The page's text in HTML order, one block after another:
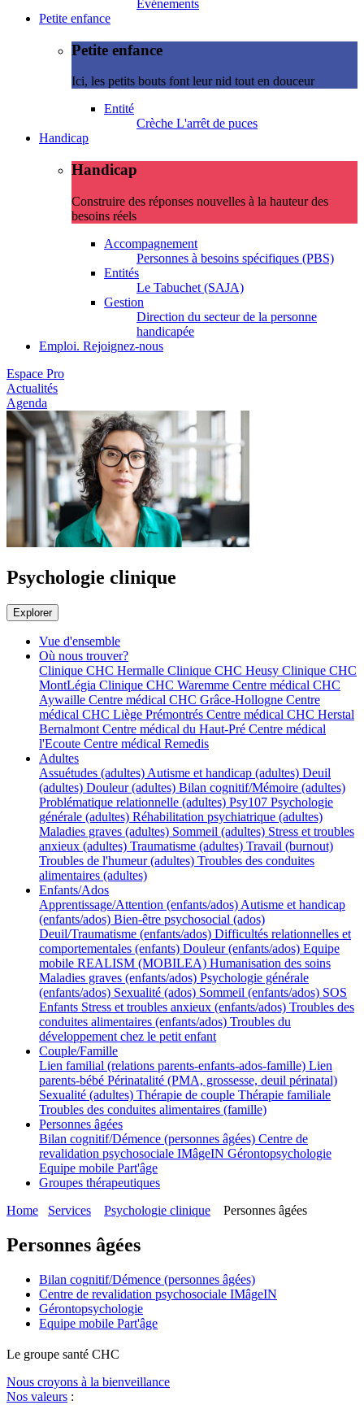
Evénements
Petite enfance
Petite enfance
Ici, les petits bouts font leur nid tout en douceur
Entité
Crèche L'arrêt de puces
Handicap
Handicap
Construire des réponses nouvelles à la hauteur des
besoins réels
Accompagnement
Personnes à besoins spécifiques (PBS)
Entités
Le Tabuchet (SAJA)
Gestion
Direction du secteur de la personne
handicapée
Emploi. Rejoignez-nous
Espace Pro
Actualités
Agenda
Psychologie clinique
Explorer
Vue d'ensemble
Où nous trouver?
Clinique CHC Hermalle Clinique CHC Heusy Clinique CHC
MontLégia Clinique CHC Waremme Centre médical CHC
Aywaille Centre médical CHC Grâce-Hollogne Centre
médical CHC Liège Prémontrés Centre médical CHC Herstal
BernalmontCentre médical du Haut-Pré Centre médical
l'Ecoute Centre médical Remedis
Adultes
Assuétudes (adultes)Autisme et handicap (adultes) Deuil
(adultes) Douleur (adultes) Bilan cognitif/Mémoire (adultes)
Problématique relationnelle (adultes) Psy107 Psychologie
générale (adultes) Réhabilitation psychiatrique (adultes)
Maladies graves (adultes) Sommeil (adultes) Stress et troubles
anxieux (adultes) Traumatisme (adultes) Travail (burnout)
Troubles de l'humeur (adultes) Troubles des conduites
alimentaires (adultes)
Enfants/Ados
Apprentissage/Attention (enfants/ados)Autisme et handicap
(enfants/ados) Bien-être psychosocial (ados)
Deuil/Traumatisme (enfants/ados) Difficultés relationnelles et
comportementales (enfants) Douleur (enfants/ados) Equipe
mobile REALISM (MOBILEA) Humanisation des soins
Maladies graves (enfants/ados) Psychologie générale
(enfants/ados) Sexualité (ados) Sommeil (enfants/ados) SOS
Enfants Stress et troubles anxieux (enfants/ados) Troubles des
conduites alimentaires (enfants/ados) Troubles du
développement chez le petit enfant
Couple/Famille
Lien familial (relations parents-enfants-ados-famille) Lien
parents-bébé Périnatalité (PMA, grossesse, deuil périnatal)
Sexualité (adultes) Thérapie de couple Thérapie familiale
Troubles des conduites alimentaires (famille)
Personnes âgées
Bilan cognitif/Démence (personnes âgées) Centre de
revalidation psychosociale IMâgeIN Gérontopsychologie
Equipe mobile Part'âge
Groupes thérapeutiques
Home
Services Psychologie clinique Personnes âgées
Personnes âgées
Bilan cognitif/Démence (personnes âgées)
Centre de revalidation psychosociale IMâgeIN
Gérontopsychologie
Equipe mobile Part'âge
Le groupe santé CHC
Nous croyons à la bienveillance
Nos valeurs :